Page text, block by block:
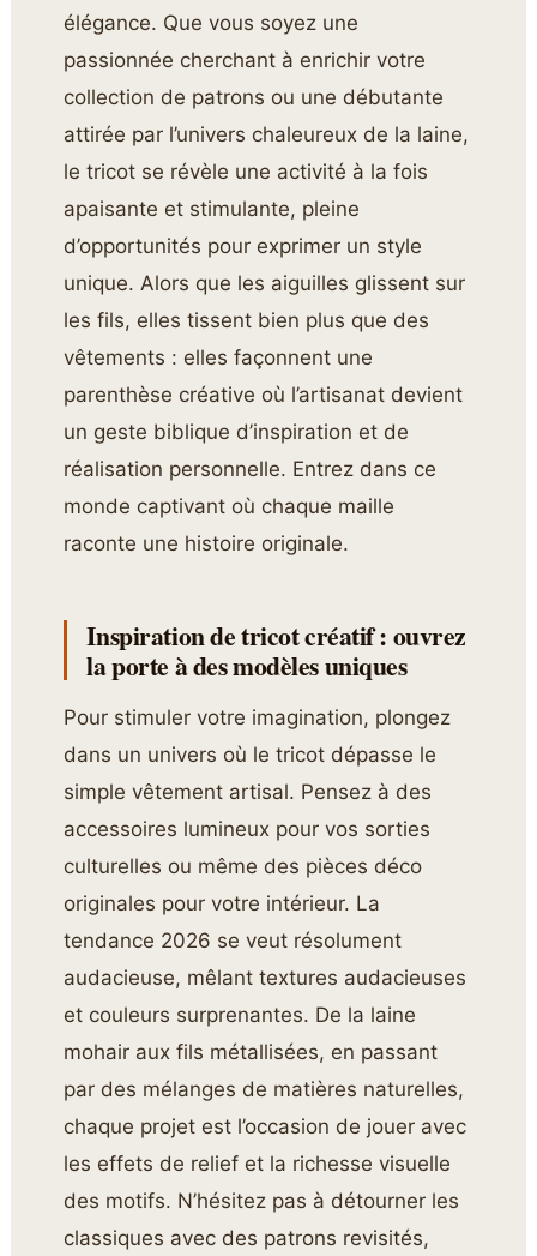
élégance. Que vous soyez une
passionnée cherchant à enrichir votre
collection de patrons ou une débutante
attirée par l’univers chaleureux de la laine,
le tricot se révèle une activité à la fois
apaisante et stimulante, pleine
d’opportunités pour exprimer un style
unique. Alors que les aiguilles glissent sur
les fils, elles tissent bien plus que des
vêtements : elles façonnent une
parenthèse créative où l’artisanat devient
un geste biblique d’inspiration et de
réalisation personnelle. Entrez dans ce
monde captivant où chaque maille
raconte une histoire originale.
Inspiration de tricot créatif : ouvrez
la porte à des modèles uniques
Pour stimuler votre imagination, plongez
dans un univers où le tricot dépasse le
simple vêtement artisal. Pensez à des
accessoires lumineux pour vos sorties
culturelles ou même des pièces déco
originales pour votre intérieur. La
tendance 2026 se veut résolument
audacieuse, mêlant textures audacieuses
et couleurs surprenantes. De la laine
mohair aux fils métallisées, en passant
par des mélanges de matières naturelles,
chaque projet est l’occasion de jouer avec
les effets de relief et la richesse visuelle
des motifs. N’hésitez pas à détourner les
classiques avec des patrons revisités,